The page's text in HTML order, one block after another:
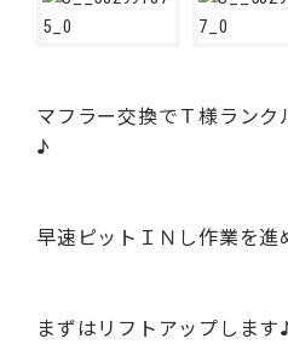
マフラー交換でＴ様ラン
♪
早速ピットＩＮし作業を
まずはリフトアップします